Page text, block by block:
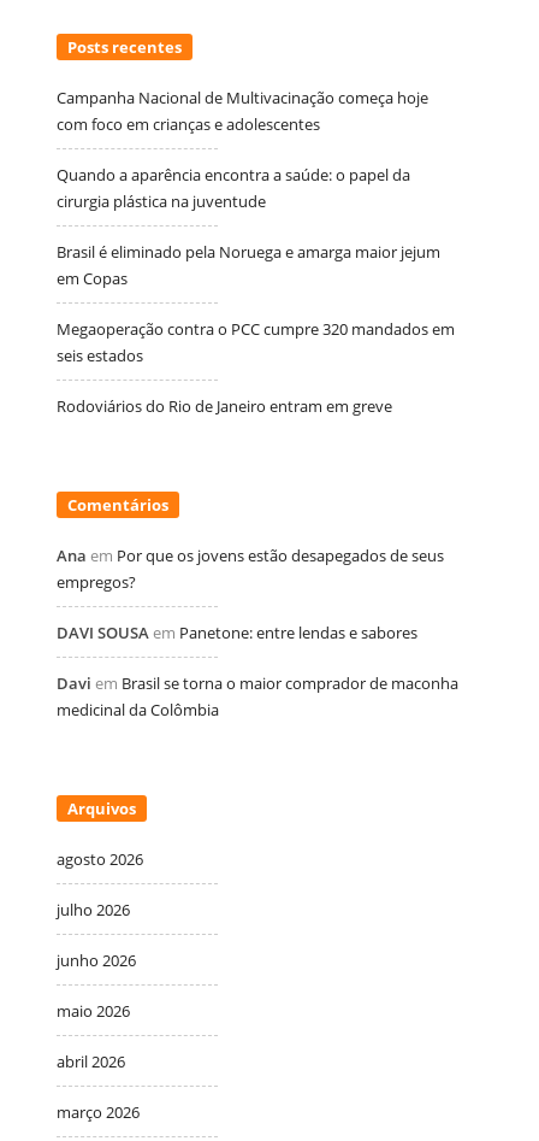
Posts recentes
Campanha Nacional de Multivacinação começa hoje
com foco em crianças e adolescentes
Quando a aparência encontra a saúde: o papel da
cirurgia plástica na juventude
Brasil é eliminado pela Noruega e amarga maior jejum
em Copas
Megaoperação contra o PCC cumpre 320 mandados em
seis estados
Rodoviários do Rio de Janeiro entram em greve
Comentários
Ana em Por que os jovens estão desapegados de seus
empregos?
DAVI SOUSAem Panetone: entre lendas e sabores
Davi em Brasil se torna o maior comprador de maconha
medicinal da Colômbia
Arquivos
agosto 2026
julho 2026
junho 2026
maio 2026
abril 2026
março 2026